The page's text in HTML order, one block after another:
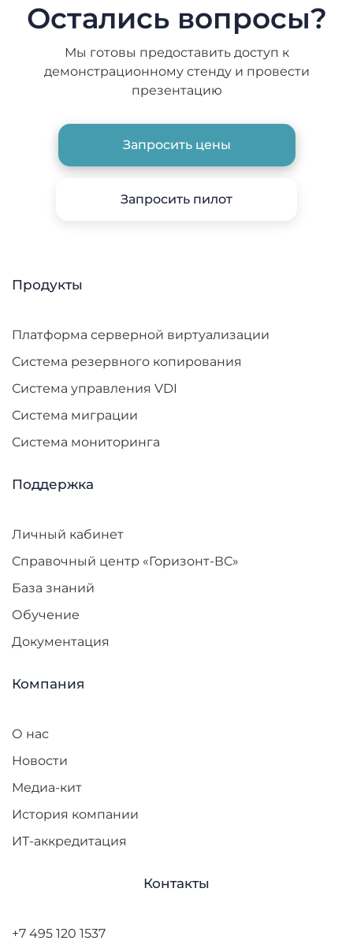
Остались вопросы?
Мы готовы предоставить доступ к
демонстрационному стенду и провести
презентацию
Запросить цены
Запросить пилот
Продукты
Платформа серверной виртуализации
Система резервного копирования
Система управления VDI
Система миграции
Система мониторинга
Поддержка
Личный кабинет
Справочный центр «Горизонт-ВС»
База знаний
Обучение
Документация
Компания
О нас
Новости
Медиа-кит
История компании
ИТ-аккредитация
Контакты
+7 495 120 1537